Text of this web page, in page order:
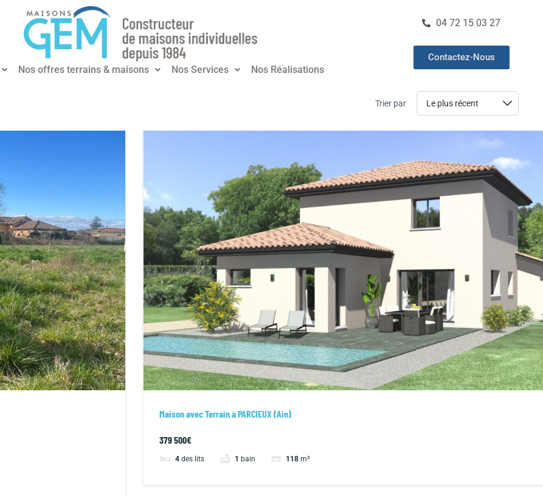
Nos offres terrains & maisons Nos Services Nos Réalisations
04 72 15 03 27
Contactez-Nous
Trier par
Maison avec Terrain à PARCIEUX (Ain)
379 500€
4 des lits 1 bain 118 m²